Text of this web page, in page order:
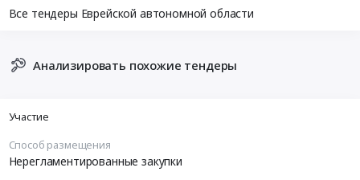
Все тендеры Еврейской автономной области
Анализировать похожие тендеры
Участие
Способ размещения
Нерегламентированные закупки